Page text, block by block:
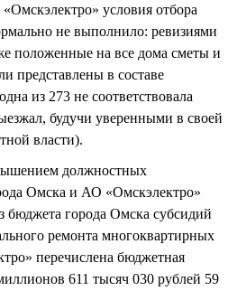
условия отбора
не выполнило: ревизиями
положенные на все дома сметы и
представлены в составе
из 273 не соответствовала
будучи уверенными в своей
власти).
должностных
Омска и АО «Омскэлектро»
города Омска субсидий
ремонта многоквартирных
перечислена бюджетная
611 тысяч 030 рублей 59